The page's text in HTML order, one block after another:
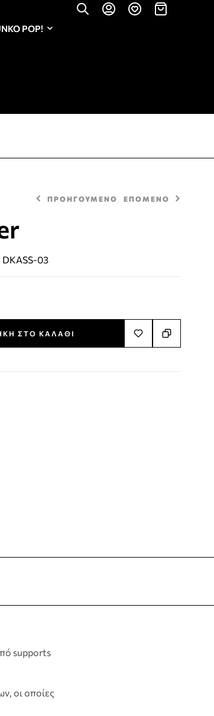
POP!
ΠΡΟΗΓΟΥΜΕΝΟ ΕΠΟΜΕΝΟ
DKASS-03
ΣΤΟ ΚΑΛΆΘΙ
supports
οι οποίες